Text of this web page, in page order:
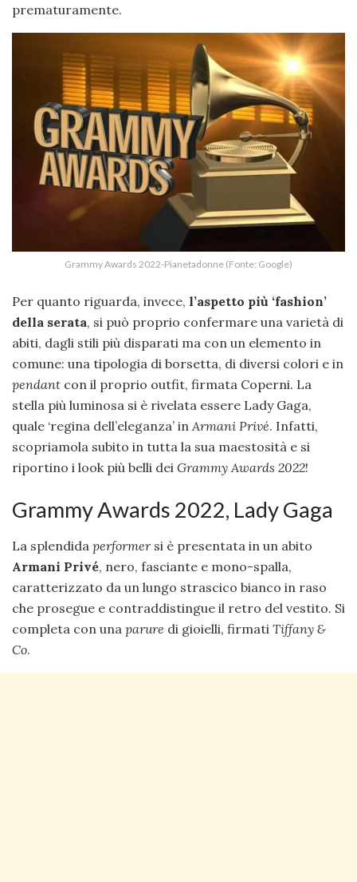
prematuramente.
Grammy Awards 2022-Pianetadonne (Fonte: Google)
Per quanto riguarda, invece, l’aspetto più ‘fashion’
della serata, si può proprio confermare una varietà di
abiti, dagli stili più disparati ma con un elemento in
comune: una tipologia di borsetta, di diversi colori e in
pendant con il proprio outfit, firmata Coperni. La
stella più luminosa si è rivelata essere Lady Gaga,
quale ‘regina dell’eleganza’ in Armani Privé. Infatti,
scopriamola subito in tutta la sua maestosità e si
riportino i look più belli dei Grammy Awards 2022!
Grammy Awards 2022, Lady Gaga
La splendida performersi è presentata in un abito
Armani Privé, nero, fasciante e mono-spalla,
caratterizzato da un lungo strascico bianco in raso
che prosegue e contraddistingue il retro del vestito. Si
completa con una parure di gioielli, firmati Tiffany &
Co.